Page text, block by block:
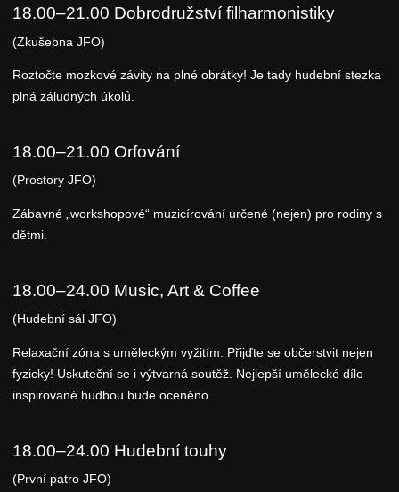
18.00–21.00 Dobrodružství filharmonistiky
(Zkušebna JFO)
Roztočte mozkové závity na plné obrátky! Je tady hudební stezka
plná záludných úkolů.
18.00–21.00 Orfování
(Prostory JFO)
Zábavné „workshopové“ muzicírování určené (nejen) pro rodiny s
dětmi.
18.00–24.00 Music, Art & Coffee
(Hudební sál JFO)
Relaxační zóna s uměleckým vyžitím. Přijďte se občerstvit nejen
fyzicky! Uskuteční se i výtvarná soutěž. Nejlepší umělecké dílo
inspirované hudbou bude oceněno.
18.00–24.00 Hudební touhy
(První patro JFO)